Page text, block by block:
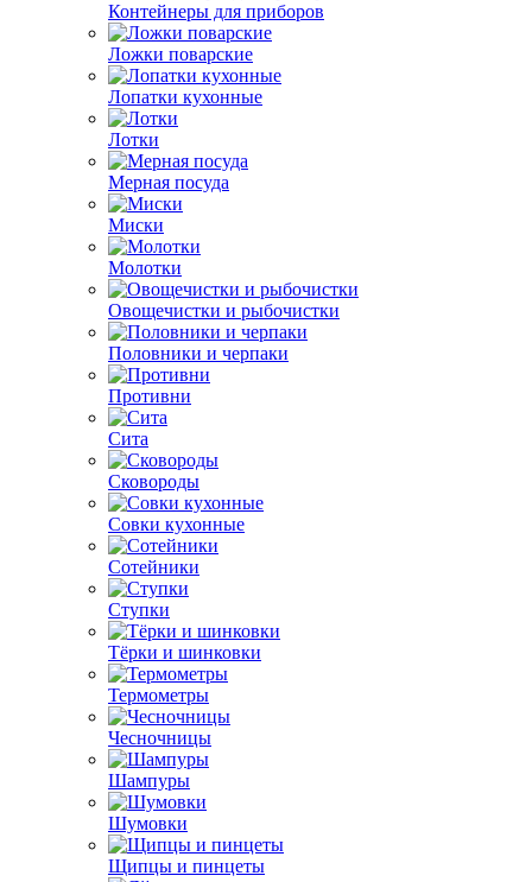
Контейнеры для приборов
Ложки поварские
Лопатки кухонные
Лотки
Мерная посуда
Миски
Молотки
Овощечистки и рыбочистки
Половники и черпаки
Противни
Сита
Сковороды
Совки кухонные
Сотейники
Ступки
Тёрки и шинковки
Термометры
Чесночницы
Шампуры
Шумовки
Щипцы и пинцеты